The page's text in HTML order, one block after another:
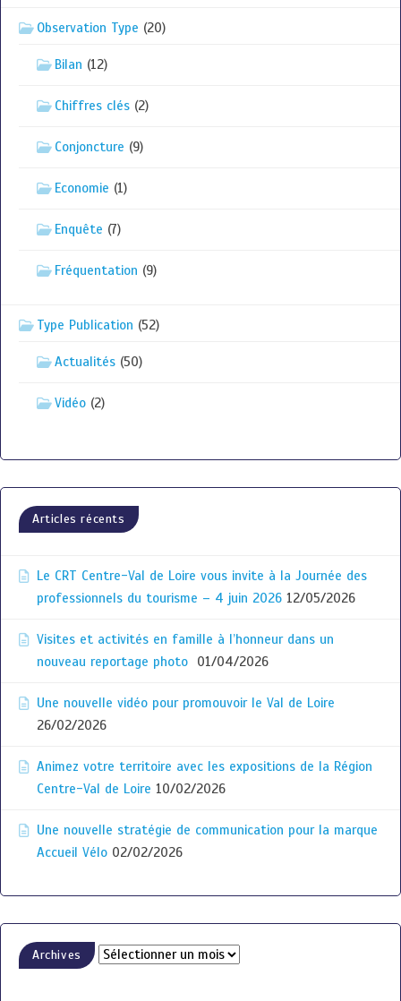
Observation Type (20)
Bilan (12)
Chiffres clés (2)
Conjoncture (9)
Economie (1)
Enquête (7)
Fréquentation (9)
Type Publication (52)
Actualités (50)
Vidéo (2)
Articles récents
Le CRT Centre-Val de Loire vous invite à la Journée des
professionnels du tourisme – 4 juin 2026 12/05/2026
Visites et activités en famille à l’honneur dans un
nouveau reportage photo
01/04/2026
Une nouvelle vidéo pour promouvoir le Val de Loire
26/02/2026
Animez votre territoire avec les expositions de la Région
Centre-Val de Loire 10/02/2026
Une nouvelle stratégie de communication pour la marque
Accueil Vélo 02/02/2026
Archives